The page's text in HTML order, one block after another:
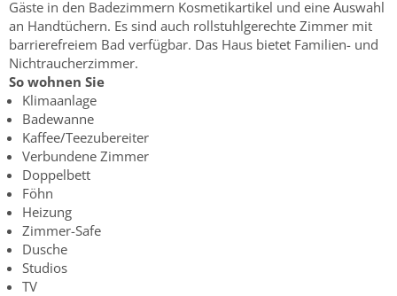
Gäste in den Badezimmern Kosmetikartikel und eine Auswahl
an Handtüchern. Es sind auch rollstuhlgerechte Zimmer mit
barrierefreiem Bad verfügbar. Das Haus bietet Familien- und
Nichtraucherzimmer.
So wohnen Sie
Klimaanlage
Badewanne
Kaffee/Teezubereiter
Verbundene Zimmer
Doppelbett
Föhn
Heizung
Zimmer-Safe
Dusche
Studios
TV